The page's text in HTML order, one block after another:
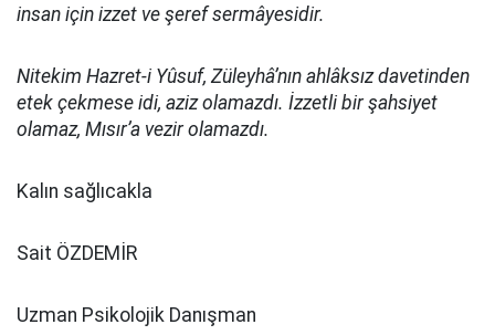
insan için izzet ve şeref sermâyesidir.
Nitekim Hazret-i Yûsuf, Züleyhâ’nın ahlâksız davetinden
etek çekmese idi, aziz olamazdı. İzzetli bir şahsiyet
olamaz, Mısır’a vezir olamazdı.
Kalın sağlıcakla
Sait ÖZDEMİR
Uzman Psikolojik Danışman